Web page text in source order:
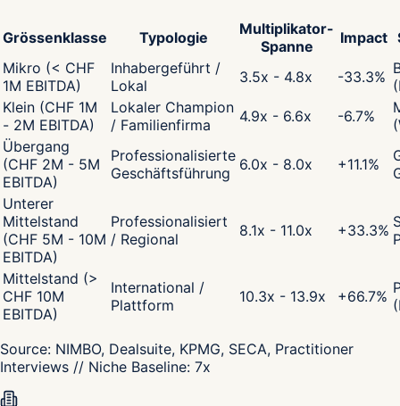
Grössenklasse Typologie
Multiplikator-
Spanne
Impact
Mikro (< CHF
1M EBITDA)
Inhabergeführt /
Lokal
3.5x - 4.8x -33.3%
Klein (CHF 1M
- 2M EBITDA)
Lokaler Champion
/ Familienfirma
4.9x - 6.6x -6.7%
Übergang
(CHF 2M - 5M
EBITDA)
Professionalisierte
Geschäftsführung 6.0x - 8.0x +11.1%
Unterer
Mittelstand
(CHF 5M - 10M
EBITDA)
Professionalisiert
/ Regional
8.1x - 11.0x +33.3%
Mittelstand (>
CHF 10M
EBITDA)
International /
Plattform
10.3x - 13.9x +66.7%
Source: NIMBO, Dealsuite, KPMG, SECA, Practitioner
Interviews // Niche Baseline: 7x